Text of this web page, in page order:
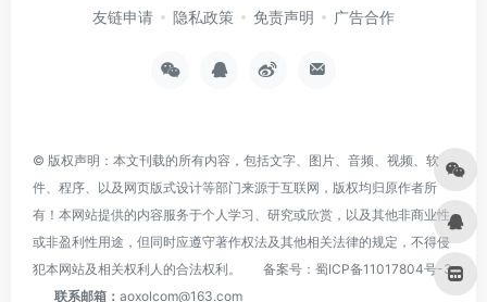
友链申请 隐私政策 免责声明 广告合作
© 版权声明：本文刊载的所有内容，包括文字、图片、音频、视频、软
件、程序、以及网页版式设计等部门来源于互联网，版权均归原作者所
有！本网站提供的内容服务于个人学习、研究或欣赏，以及其他非商业性
或非盈利性用途，但同时应遵守著作权法及其他相关法律的规定，不得侵
犯本网站及相关权利人的合法权利。
备案号： 蜀ICP备11017804号-3
联系邮箱： aoxolcom@163.com